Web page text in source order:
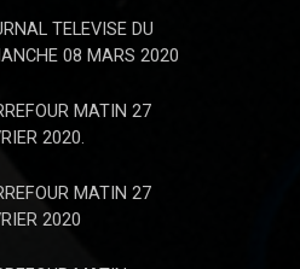
balkanisation de la RDC
fustige l’ambiguïté
l’art 217
le Chef de l’Etat Félix
lors de son séjour
Kisangani, a annoncé qu’il
place dès l’année prochaine,
pour réfléchir s
TELEVISE DU
08 MARS 2020
MATIN 27
2020.
MATIN 27
2020